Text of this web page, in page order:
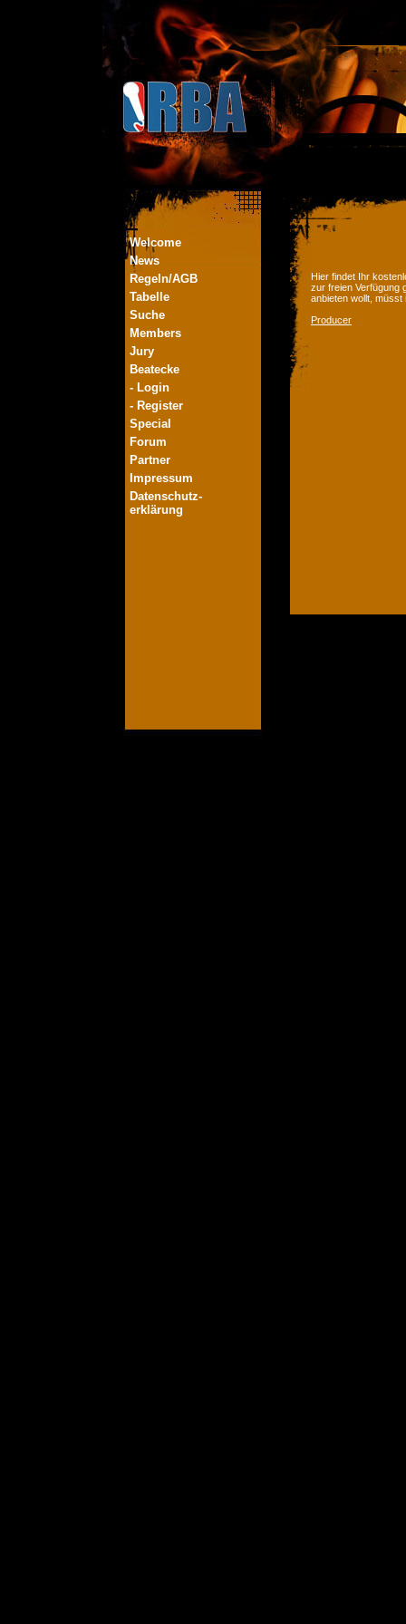
Welcome
News
Regeln/AGB
Tabelle
Suche
Members
Jury
Beatecke
- Login
- Register
Special
Forum
Partner
Impressum
Datenschutz-
erklärung
Hier findet Ihr
zur freien Verfügung
anbieten wollt,
Producer